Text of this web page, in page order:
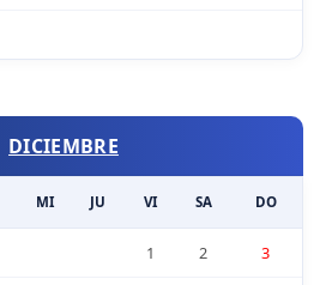
DICIEMBRE
MI JU VI SA DO
1 2 3